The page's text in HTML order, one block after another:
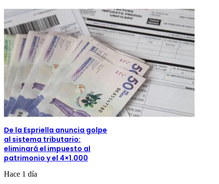
De la Espriella anuncia golpe
al sistema tributario:
eliminará el impuesto al
patrimonio y el 4×1.000
Hace 1 día